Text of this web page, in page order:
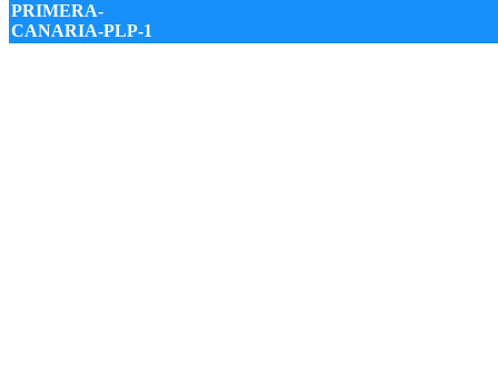
PRIMERA-
CANARIA-PLP-1